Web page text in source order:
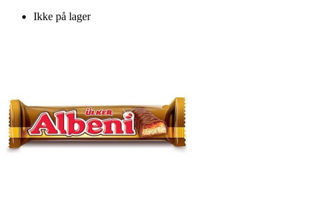
Ikke på lager